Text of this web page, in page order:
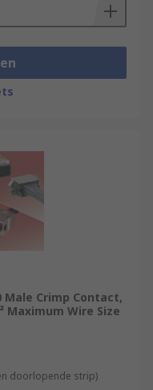
Male Crimp Contact,
Maximum Wire Size
doorlopende strip)